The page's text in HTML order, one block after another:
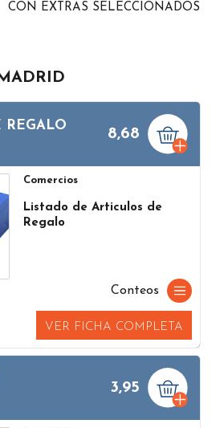
CON EXTRAS SELECCIONADOS
REGALO 8,68
Comercios
Listado de Articulos de
Regalo
Conteos
VER FICHA COMPLETA
3,95